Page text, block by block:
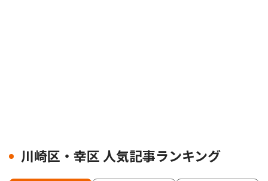
川崎区・幸区 人気記事ランキング